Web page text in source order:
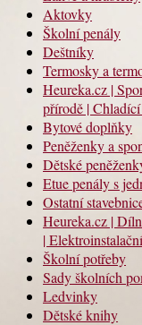
Aktovky
Školní penály
Deštníky
Termosky a
Heureka.cz |
přírodě |
Bytové doplňky
Peněženky a
Dětské
Etue penály s
Ostatní
Heureka.cz |
|
Školní potřeby
Sady školních
Ledvinky
Dětské knihy